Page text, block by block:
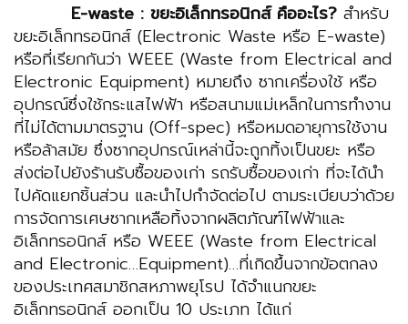
E-waste : ขยะอิเล็กทรอนิกส์ คืออะไร? สำหรับ
ขยะอิเล็กทรอนิกส์ (Electronic Waste หรือ E-waste)
หรือที่เรียกกันว่า WEEE (Waste from Electrical and
Electronic Equipment) หมายถึง ซากเครื่องใช้ หรือ
อุปกรณ์ซึ่งใช้กระแสไฟฟ้า หรือสนามแม่เหล็กในการทำงาน
ที่ไม่ได้ตามมาตรฐาน (Off-spec) หรือหมดอายุการใช้งาน
หรือล้าสมัย ซึ่งซากอุปกรณ์เหล่านี้จะถูกทิ้งเป็นขยะ หรือ
ส่งต่อไปยังร้านรับซื้อของเก่า รถรับซื้อของเก่า ที่จะได้นำ
ไปคัดแยกชิ้นส่วน และนำไปกำจัดต่อไป ตามระเบียบว่าด้วย
การจัดการเศษซากเหลือทิ้งจากผลิตภัณฑ์ไฟฟ้าและ
อิเล็กทรอนิกส์ หรือ WEEE (Waste from Electrical
and Electronic…Equipment)…ที่เกิดขึ้นจากข้อตกลง
ของประเทศสมาชิกสหภาพยุโรป ได้จำแนกขยะ
อิเล็กทรอนิกส์ ออกเป็น 10 ประเภท ได้แก่